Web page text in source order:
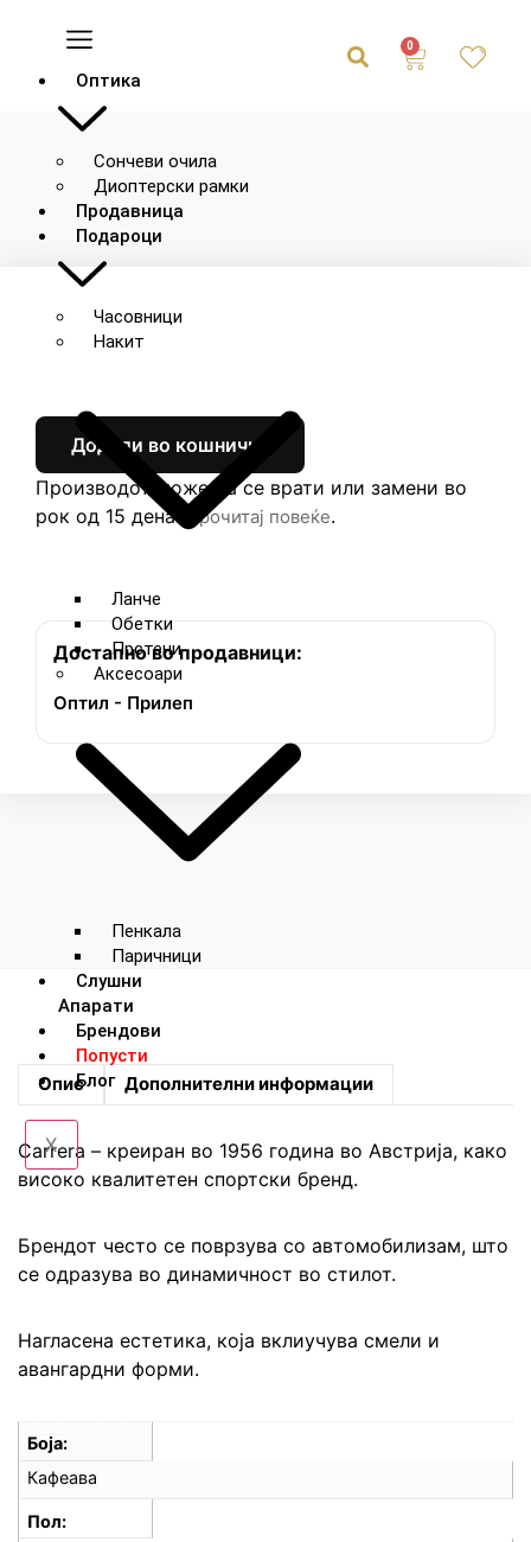
Оптика
Сончеви очила
Диоптерски рамки
Продавница
Подароци
Часовници
Накит
Ланче
Обетки
Прстени
Аксесоари
Пенкала
Паричници
Слушни
Апарати
Брендови
Попусти
Блог
X
0
Додади во кошничка
Производот може да се врати или замени во
рок од 15 дена.
Прочитај повеќе.
Достапно во продавници:
Оптил - Прилеп
Опис Дополнителни информации
Carrera – креиран во 1956 година во Австрија, како
високо квалитетен спортски бренд.
Брендот често се поврзува со автомобилизам, што
се одразува во динамичност во стилот.
Нагласена естетика, која вклиучува смели и
авангардни форми.
Боја
Кафеава
Пол